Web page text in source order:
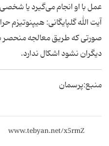
عمل با او انجام مى‌گیرد یا
آیت الله گلپایگانی: هیپنوتیزم
صورتى که طریق معالجه
دیگران نشود اشکال ندارد.
منبع:پرسمان